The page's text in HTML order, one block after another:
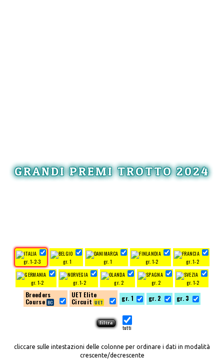
GRANDI PREMI TROTTO 2024
gr. 1-2-3 gr. 1 gr. 1 gr. 1-2 gr. 1-2
gr. 1-2 gr. 1-2 gr. 2 gr. 2 gr. 1-2
Breeders
Course
UET Elite
Circuit
gr. 1 gr. 2 gr. 3
tutti
cliccare sulle intestazioni delle colonne per ordinare i dati in modalità
crescente/decrescente